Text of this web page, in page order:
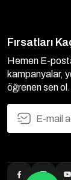
Fırsatları
Hemen E-
kampanyalar,
öğrenen sen ol.